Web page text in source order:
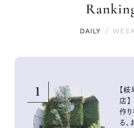
DAILY /
1
【
店】
作
る